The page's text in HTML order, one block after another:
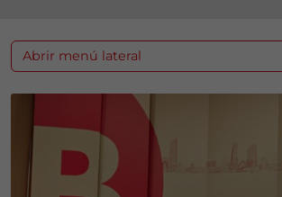
Abrir menú lateral